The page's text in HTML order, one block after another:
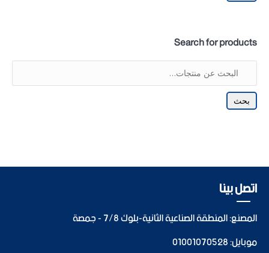
Search for products
بحث
اتصل بينا
المصنع: المنطقة الصناعية الثانية-بلوك 7/8 - جمصة
موبايل:01001070528